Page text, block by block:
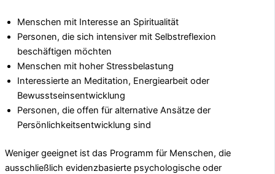
Menschen mit Interesse an Spiritualität
Personen, die sich intensiver mit Selbstreflexion
beschäftigen möchten
Menschen mit hoher Stressbelastung
Interessierte an Meditation, Energiearbeit oder
Bewusstseinsentwicklung
Personen, die offen für alternative Ansätze der
Persönlichkeitsentwicklung sind
Weniger geeignet ist das Programm für Menschen, die
ausschließlich evidenzbasierte psychologische oder